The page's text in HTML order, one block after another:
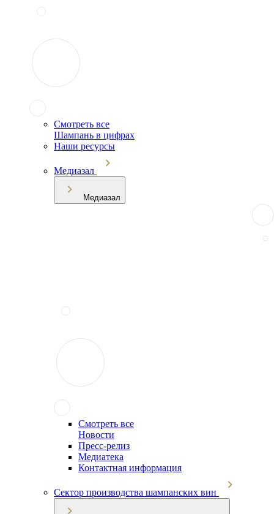
Смотреть все
Шампань в цифрах
Наши ресурсы
Медиазал
Медиазал
Смотреть все
Новости
Пресс-релиз
Медиатека
Контактная информация
Сектор производства шампанских вин